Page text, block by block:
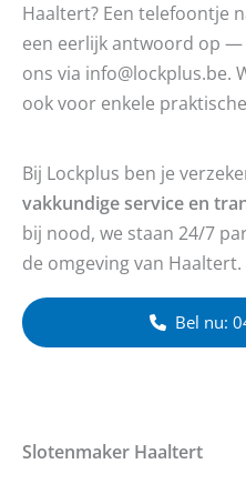
Haaltert? Een telefoontje
een eerlijk antwoord op
ons via info@lockplus.be.
ook voor enkele
Bij Lockplus ben je
vakkundige service en
bij nood, we staan 24/7
de omgeving van Haaltert.
Bel nu:
Slotenmaker Haaltert